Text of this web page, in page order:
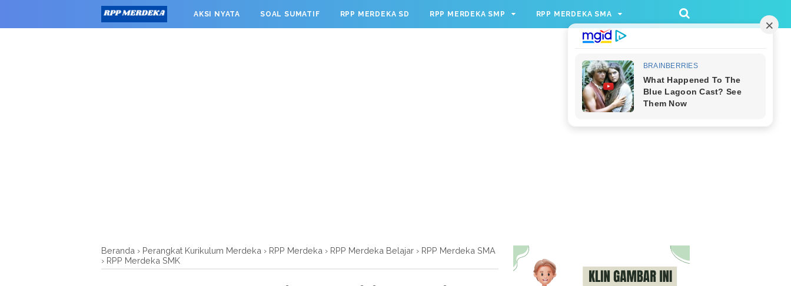
window.googletag = window.googletag || {cmd: []}; googletag.cmd.push(function() { googletag.defineSlot('/23209888932/rppmer', [336, 280], 'div-gpt-ad-1733174991559-
0').addService(googletag.pubads()); googletag.pubads().enableSingleRequest(); googletag.enableServices(); });
AKSI NYATA SOAL SUMATIF RPP MERDEKA SD RPP MERDEKA SMP RPP MERDEKA SMA
Beranda › Perangkat Kurikulum Merdeka › RPP Merdeka › RPP Merdeka Belajar › RPP Merdeka SMA
› RPP Merdeka SMK